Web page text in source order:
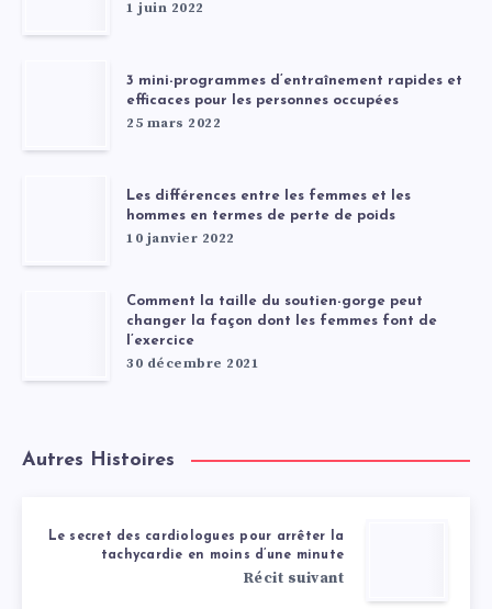
1 juin 2022
3 mini-programmes d’entraînement rapides et
efficaces pour les personnes occupées
25 mars 2022
Les différences entre les femmes et les
hommes en termes de perte de poids
10 janvier 2022
Comment la taille du soutien-gorge peut
changer la façon dont les femmes font de
l’exercice
30 décembre 2021
Autres Histoires
Le secret des cardiologues pour arrêter la
tachycardie en moins d’une minute
Récit suivant